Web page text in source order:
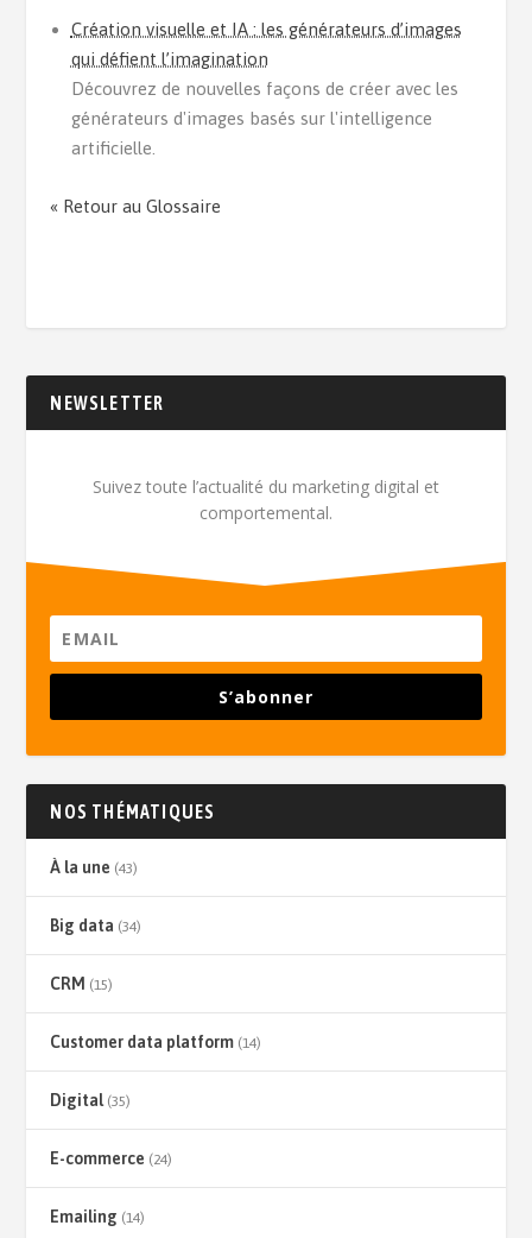
Création visuelle et IA : les générateurs d’images
qui défient l’imagination
Découvrez de nouvelles façons de créer avec les
générateurs d'images basés sur l'intelligence
artificielle.
« Retour au Glossaire
NEWSLETTER
Suivez toute l’actualité du marketing digital et
comportemental.
S’abonner
NOS THÉMATIQUES
À la une (43)
Big data (34)
CRM (15)
Customer data platform (14)
Digital(35)
E-commerce (24)
Emailing (14)